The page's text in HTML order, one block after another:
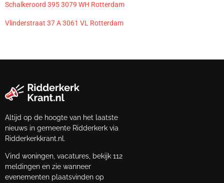
Schalkeroord 395 3079 WH Rotterdam
Vlinderstraat 37 A 3061 VL Rotterdam
Altijd op de hoogte van het laatste
nieuws in gemeente Ridderkerk via
Ridderkerkkrant.nl.
Vind woningen, vacatures, bekijk 112
meldingen en zie wanneer
evenementen plaatsvinden op